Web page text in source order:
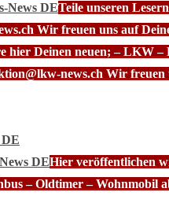
News DETeile unseren
Wir freuen uns auf
hier Deinen neuen; – LKW –
news.ch Wir freuen
DEHier veröffentlichen
– Oldtimer – Wohnmobil